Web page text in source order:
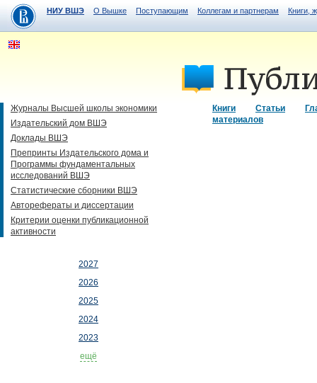
НИУ ВШЭ О Вышке Поступающим Коллегам и партнерам Книги,
Книги Статьи
материалов
Журналы Высшей школы экономики
Издательский дом ВШЭ
Доклады ВШЭ
Препринты Издательского дома и
Программы фундаментальных
исследований ВШЭ
Статистические сборники ВШЭ
Авторефераты и диссертации
Критерии оценки публикационной
активности
2027
2026
2025
2024
2023
ещё